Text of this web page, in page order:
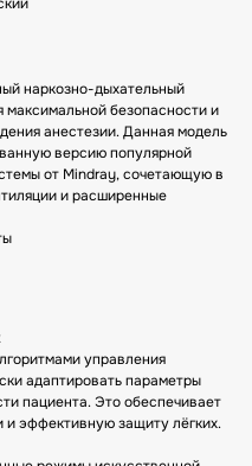
наркозно-дыхательный
максимальной безопасности и
анестезии. Данная модель
версию популярной
от Mindray, сочетающую в
и расширенные
управления
адаптировать параметры
пациента. Это обеспечивает
и эффективную защиту лёгких.